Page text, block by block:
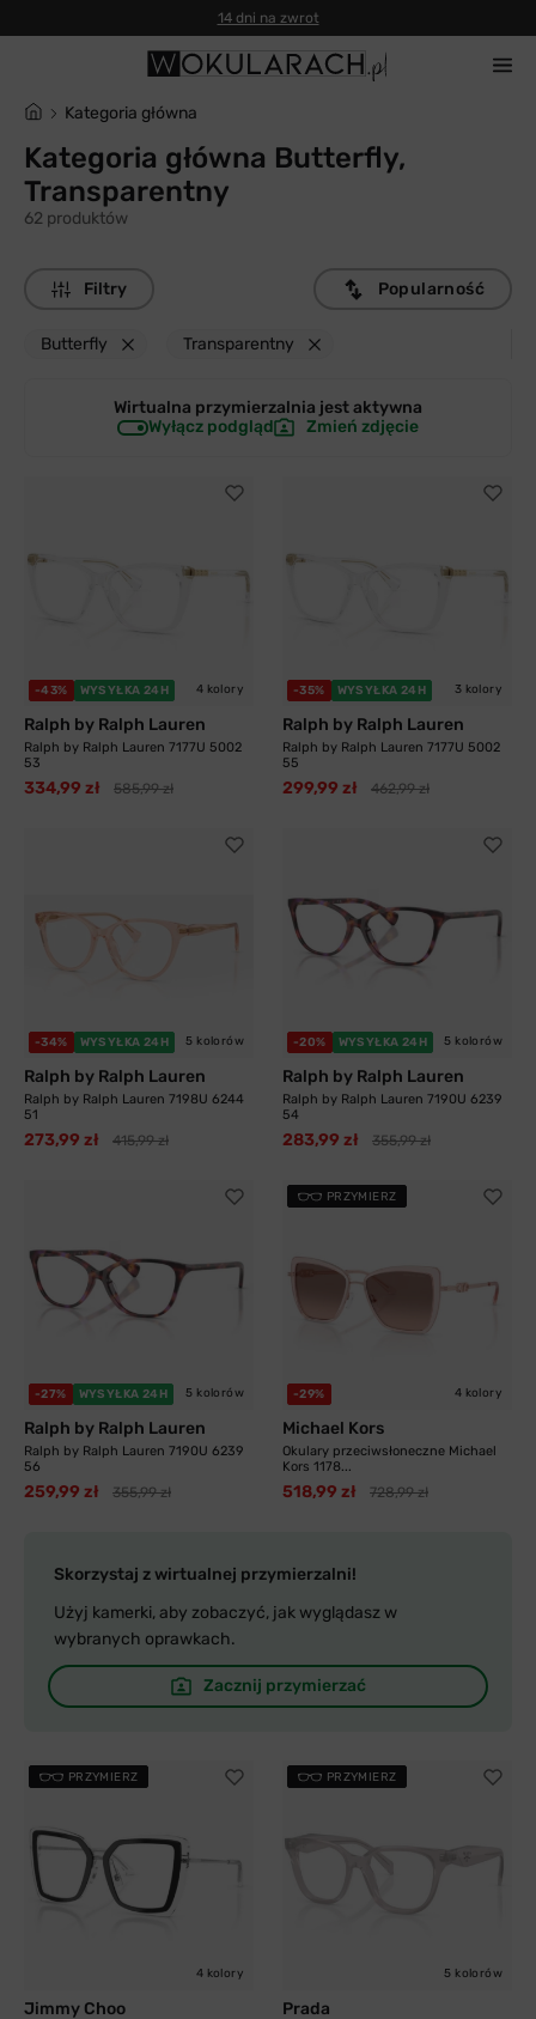
14 dni na zwrot
Kategoria główna
Kategoria główna Butterfly,
Transparentny
62 produktów
Filtry
Butterfly Transparentny
Popularność
Wirtualna przymierzalnia jestaktywna
Wyłącz podgląd
Zmień zdjęcie
-43% WYSYŁKA 24H 4 kolory
Ralph by Ralph Lauren
Ralph by Ralph Lauren 7177U 5002
53
334,99 zł 585,99 zł
-35% WYSYŁKA 24H 3 kolory
Ralph by Ralph Lauren
Ralph by Ralph Lauren 7177U 5002
55
299,99 zł 462,99 zł
-34% WYSYŁKA 24H 5 kolorów
Ralph by Ralph Lauren
Ralph by Ralph Lauren 7198U 6244
51
273,99 zł 415,99 zł
-20% WYSYŁKA 24H 5 kolorów
Ralph by Ralph Lauren
Ralph by Ralph Lauren 7190U 6239
54
283,99 zł 355,99 zł
-27% WYSYŁKA 24H 5 kolorów
Ralph by Ralph Lauren
Ralph by Ralph Lauren 7190U 6239
56
259,99 zł 355,99 zł
PRZYMIERZ
-29% 4 kolory
Michael Kors
Okulary przeciwsłoneczne Michael
Kors 1178...
518,99 zł 728,99 zł
Skorzystaj z wirtualnej przymierzalni!
Użyj kamerki, aby zobaczyć, jak wyglądasz w
wybranych oprawkach.
Zacznij przymierzać
PRZYMIERZ
4 kolory
Jimmy Choo
PRZYMIERZ
5 kolorów
Prada